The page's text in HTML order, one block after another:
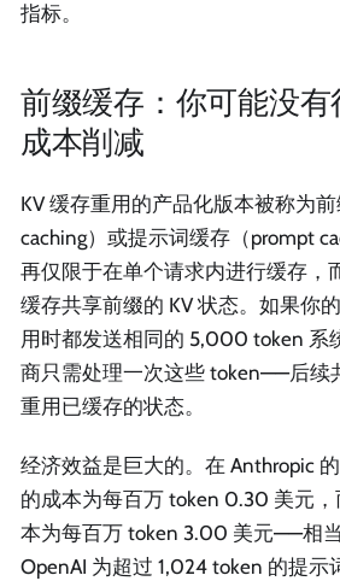
指标。
前缀缓存：你可能没
成本削减
KV 缓存重用的产品化版本被称为
caching）或提示词缓存（prompt
再仅限于在单个请求内进行缓存，
缓存共享前缀的 KV 状态。如果你
用时都发送相同的 5,000 token 系
商只需处理一次这些 token——后续
重用已缓存的状态。
经济效益是巨大的。在 Anthropic
的成本为每百万 token 0.30 美元
本为每百万 token 3.00 美元——相
OpenAI 为超过 1,024 token 的提